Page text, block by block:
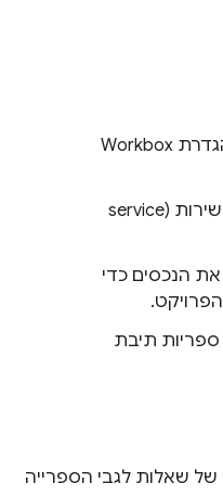
: מדריך מפורט להגדרת Workbox
: יצירת קובץ שירות (service
הנכסים כדי
תיבת
שאלות לגבי הספרייה